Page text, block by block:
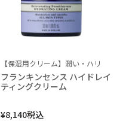
【保湿用クリーム】潤い・ハリ
フランキンセンス ハイドレイ
ティングクリーム
¥8,140税込